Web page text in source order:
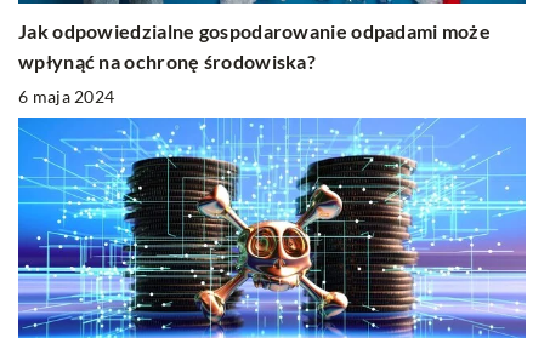
Jak odpowiedzialne gospodarowanie odpadami może
wpłynąć na ochronę środowiska?
6 maja 2024